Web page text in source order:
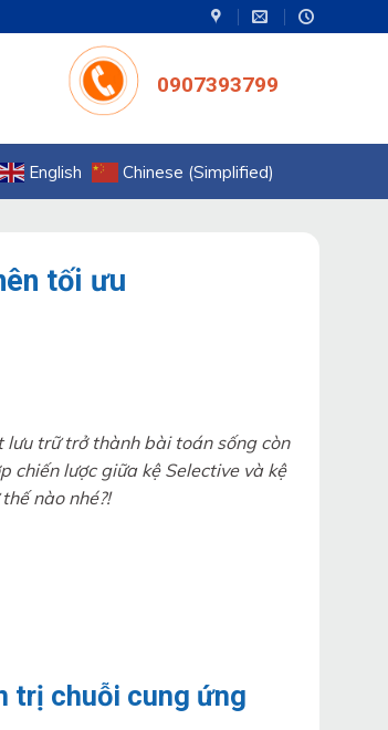
0907393799
English Chinese (Simplified)
tối ưu
lưu trữ trở thành bài toán sống còn
chiến lược giữa kệ Selective và kệ
nào nhé?!
trị chuỗi cung ứng